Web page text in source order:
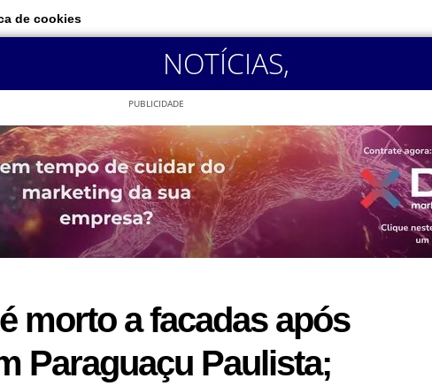
de cookies
NOTÍCIAS,
PUBLICIDADE
morto a facadas após
Paraguaçu Paulista;